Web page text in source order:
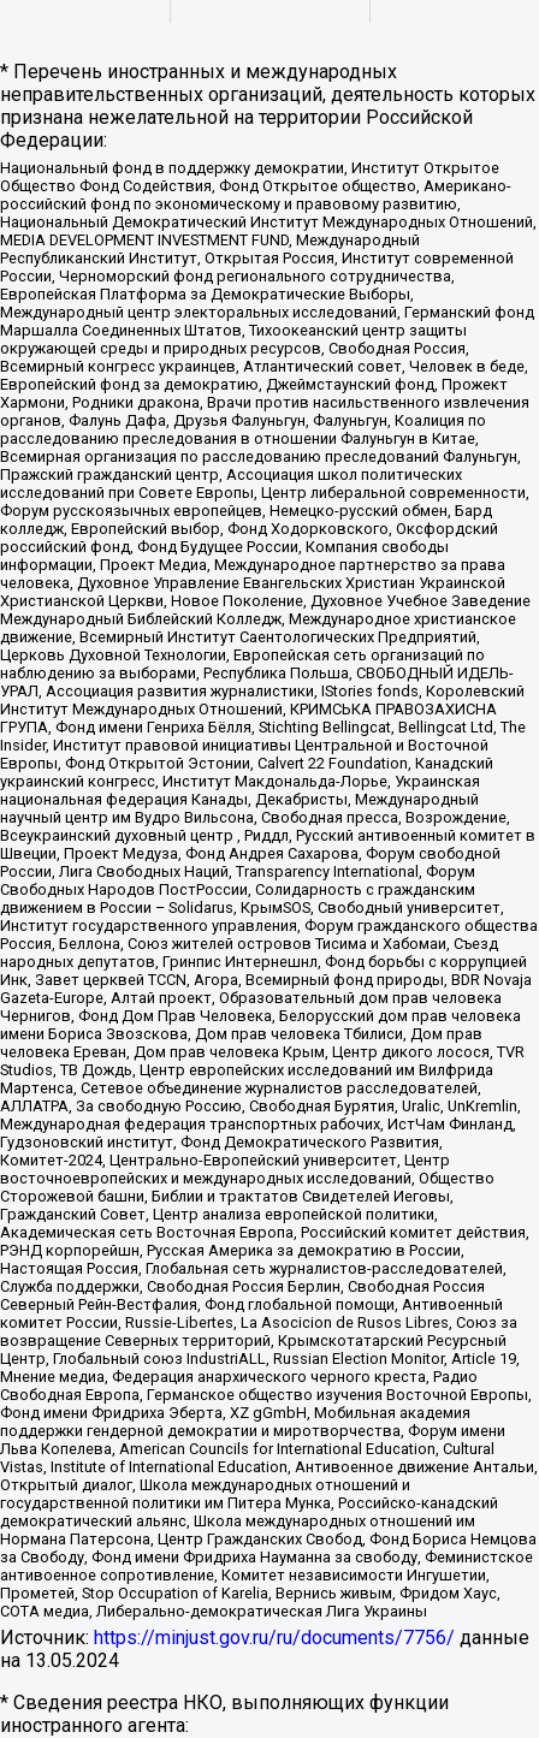
* Перечень иностранных и международных
неправительственных организаций, деятельность которых
признана нежелательной на территории Российской
Федерации:
Национальный фонд в поддержку демократии, Институт Открытое
Общество Фонд Содействия, Фонд Открытое общество, Американо-
российский фонд по экономическому и правовому развитию,
Национальный Демократический Институт Международных Отношений,
MEDIA DEVELOPMENT INVESTMENT FUND, Международный
Республиканский Институт, Открытая Россия, Институт современной
России, Черноморский фонд регионального сотрудничества,
Европейская Платформа за Демократические Выборы,
Международный центр электоральных исследований, Германский фонд
Маршалла Соединенных Штатов, Тихоокеанский центр защиты
окружающей среды и природных ресурсов, Свободная Россия,
Всемирный конгресс украинцев, Атлантический совет, Человек в беде,
Европейский фонд за демократию, Джеймстаунский фонд, Прожект
Хармони, Родники дракона, Врачи против насильственного извлечения
органов, Фалунь Дафа, Друзья Фалуньгун, Фалуньгун, Коалиция по
расследованию преследования в отношении Фалуньгун в Китае,
Всемирная организация по расследованию преследований Фалуньгун,
Пражский гражданский центр, Ассоциация школ политических
исследований при Совете Европы, Центр либеральной современности,
Форум русскоязычных европейцев, Немецко-русский обмен, Бард
колледж, Европейский выбор, Фонд Ходорковского, Оксфордский
российский фонд, Фонд Будущее России, Компания свободы
информации, Проект Медиа, Международное партнерство за права
человека, Духовное Управление Евангельских Христиан Украинской
Христианской Церкви, Новое Поколение, Духовное Учебное Заведение
Международный Библейский Колледж, Международное христианское
движение, Всемирный Институт Саентологических Предприятий,
Церковь Духовной Технологии, Европейская сеть организаций по
наблюдению за выборами, Республика Польша, СВОБОДНЫЙ ИДЕЛЬ-
УРАЛ, Ассоциация развития журналистики, IStories fonds, Королевский
Институт Международных Отношений, КРИМСЬКА ПРАВОЗАХИСНА
ГРУПА, Фонд имени Генриха Бёлля, Stichting Bellingcat, Bellingcat Ltd, The
Insider, Институт правовой инициативы Центральной и Восточной
Европы, Фонд Открытой Эстонии, Calvert 22 Foundation, Канадский
украинский конгресс, Институт Макдональда-Лорье, Украинская
национальная федерация Канады, Декабристы, Международный
научный центр им Вудро Вильсона, Свободная пресса, Возрождение,
Всеукраинский духовный центр , Риддл, Русский антивоенный комитет в
Швеции, Проект Медуза, Фонд Андрея Сахарова, Форум свободной
России, Лига Свободных Наций, Transparеncy International, Форум
Свободных Народов ПостРоссии, Солидарность с гражданским
движением в России – Solidarus, КрымSOS, Свободный университет,
Институт государственного управления, Форум гражданского общества
Россия, Беллона, Союз жителей островов Тисима и Хабомаи, Съезд
народных депутатов, Гринпис Интернешнл, Фонд борьбы с коррупцией
Инк, Завет церквей TCCN, Агора, Всемирный фонд природы, BDR Novaja
Gazeta-Europe, Алтай проект, Образовательный дом прав человека
Чернигов, Фонд Дом Прав Человека, Белорусский дом прав человека
имени Бориса Звозскова, Дом прав человека Тбилиси, Дом прав
человека Ереван, Дом прав человека Крым, Центр дикого лосося, TVR
Studios, ТВ Дождь, Центр европейских исследований им Вилфрида
Мартенса, Сетевое объединение журналистов расследователей,
АЛЛАТРА, За свободную Россию, Свободная Бурятия, Uralic, UnKremlin,
Международная федерация транспортных рабочих, ИстЧам Финланд,
Гудзоновский институт, Фонд Демократического Развития,
Комитет-2024, Центрально-Европейский университет, Центр
восточноевропейских и международных исследований, Общество
Сторожевой башни, Библии и трактатов Свидетелей Иеговы,
Гражданский Совет, Центр анализа европейской политики,
Академическая сеть Восточная Европа, Российский комитет действия,
РЭНД корпорейшн, Русская Америка за демократию в России,
Настоящая Россия, Глобальная сеть журналистов-расследователей,
Служба поддержки, Свободная Россия Берлин, Свободная Россия
Северный Рейн-Вестфалия, Фонд глобальной помощи, Антивоенный
комитет России, Russie-Libertes, La Asocicion de Rusos Libres, Союз за
возвращение Северных территорий, Крымскотатарский Ресурсный
Центр, Глобальный союз IndustriALL, Russian Election Monitor, Article 19,
Мнение медиа, Федерация анархического черного креста, Радио
Свободная Европа, Германское общество изучения Восточной Европы,
Фонд имени Фридриха Эберта, XZ gGmbH, Мобильная академия
поддержки гендерной демократии и миротворчества, Форум имени
Льва Копелева, American Councils for International Education, Cultural
Vistas, Institute of International Education, Антивоенное движение Антальи,
Открытый диалог, Школа международных отношений и
государственной политики им Питера Мунка, Российско-канадский
демократический альянс, Школа международных отношений им
Нормана Патерсона, Центр Гражданских Свобод, Фонд Бориса Немцова
за Свободу, Фонд имени Фридриха Науманна за свободу, Феминистское
антивоенное сопротивление, Комитет независимости Ингушетии,
Прометей, Stop Occupation of Karelia, Вернись живым, Фридом Хаус,
СОТА медиа, Либерально-демократическая Лига Украины
Источник: https://minjust.gov.ru/ru/documents/7756/ данные
на 13.05.2024
* Сведения реестра НКО, выполняющих функции
иностранного агента: